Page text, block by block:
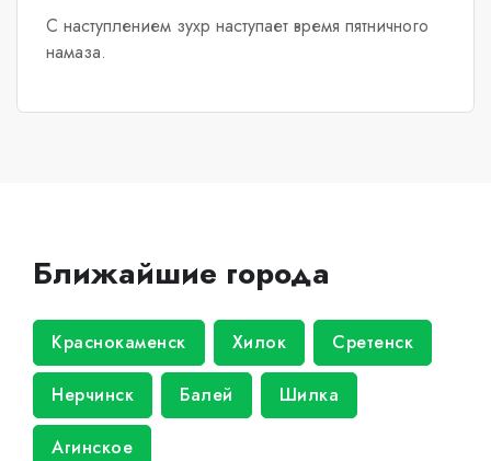
С наступлением зухр наступает время пятничного
намаза.
Ближайшие города
Краснокаменск Хилок Сретенск
Нерчинск Балей Шилка
Агинское